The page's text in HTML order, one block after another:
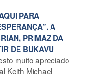
PARA
A
PRIMAZ DA
DE BUKAVU
muito apreciado
Keith Michael